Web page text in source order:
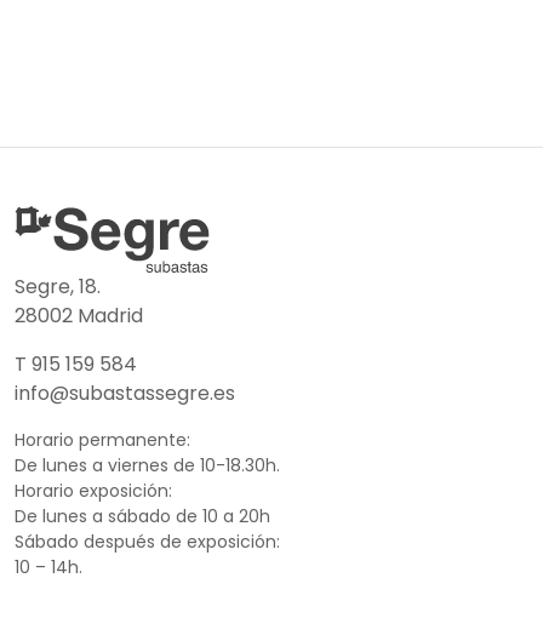
Segre, 18.
28002 Madrid
T 915 159 584
info@subastassegre.es
Horario permanente:
De lunes a viernes de 10-18.30h.
Horario exposición:
De lunes a sábado de 10 a 20h
Sábado después de exposición:
10 – 14h.